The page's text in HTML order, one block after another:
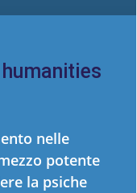
nelle
potente
la psiche